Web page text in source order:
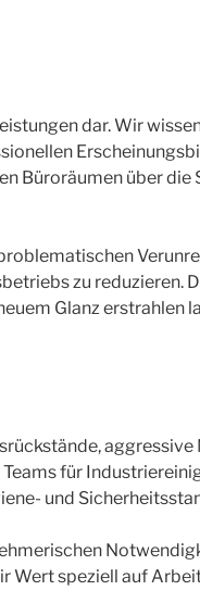
dar. Wir
Büroräumen über die
zu reduzieren.
Glanz erstrahlen
für
und
Wert speziell auf